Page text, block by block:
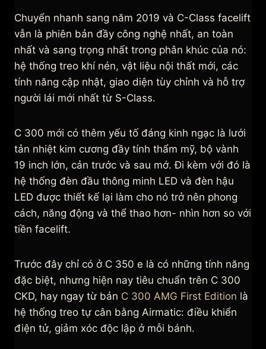
Chuyển nhanh sang năm 2019 và C-Class facelift
vẫn là phiên bản đầy công nghệ nhất, an toàn
nhất và sang trọng nhất trong phân khúc của nó:
hệ thống treo khí nén, vật liệu nội thất mới, các
tính năng cập nhật, giao diện tùy chỉnh và hỗ trợ
người lái mới nhất từ ​​S-Class.
C 300 mới có thêm yếu tố đáng kinh ngạc là lưới
tản nhiệt kim cương đầy tính thẩm mỹ, bộ vành
19 inch lớn, cản trước và sau mớ. Đi kèm với đó là
hệ thống đèn đầu thông minh LED và đèn hậu
LED được thiết kế lại làm cho nó trở nên phong
cách, năng động và thể thao hơn- nhìn hơn so với
tiền facelift.
Trước đây chỉ có ở C 350 e là có những tính năng
đặc biệt, nhưng hiện nay tiêu chuẩn trên C 300
CKD, hay ngay từ bản C 300 AMG First Edition là
hệ thống treo tự cân bằng Airmatic: điều khiển
điện tử, giảm xóc độc lập ở mỗi bánh.